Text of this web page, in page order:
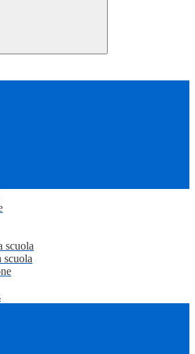
scuola
scuola